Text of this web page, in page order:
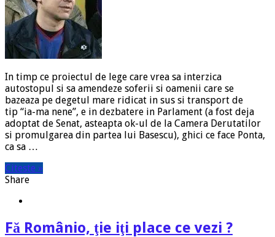
In timp ce proiectul de lege care vrea sa interzica
autostopul si sa amendeze soferii si oamenii care se
bazeaza pe degetul mare ridicat in sus si transport de
tip “ia-ma nene”, e in dezbatere in Parlament (a fost deja
adoptat de Senat, asteapta ok-ul de la Camera Derutatilor
si promulgarea din partea lui Basescu), ghici ce face Ponta,
ca sa …
Citeste »
Share
Fă Românio, ţie iţi place ce vezi ?